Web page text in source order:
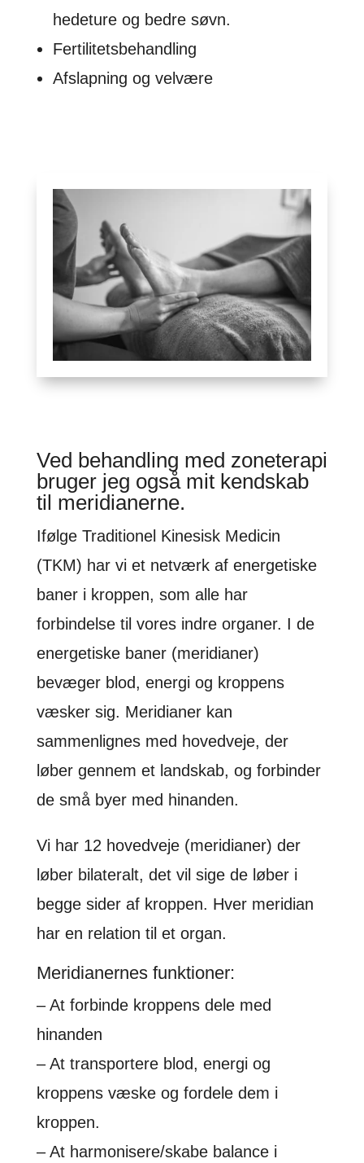
hedeture og bedre søvn.
Fertilitetsbehandling
Afslapning og velvære
Ved behandling med zoneterapi
bruger jeg også mit kendskab
til meridianerne.
Ifølge Traditionel Kinesisk Medicin
(TKM) har vi et netværk af energetiske
baner i kroppen, som alle har
forbindelse til vores indre organer. I de
energetiske baner (meridianer)
bevæger blod, energi og kroppens
væsker sig. Meridianer kan
sammenlignes med hovedveje, der
løber gennem et landskab, og forbinder
de små byer med hinanden.
Vi har 12 hovedveje (meridianer) der
løber bilateralt, det vil sige de løber i
begge sider af kroppen. Hver meridian
har en relation til et organ.
Meridianernes funktioner:
– At forbinde kroppens dele med
hinanden
– At transportere blod, energi og
kroppens væske og fordele dem i
kroppen.
– At harmonisere/skabe balance i